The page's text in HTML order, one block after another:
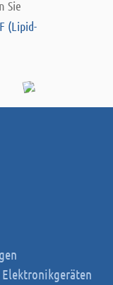
Sie
(Lipid-